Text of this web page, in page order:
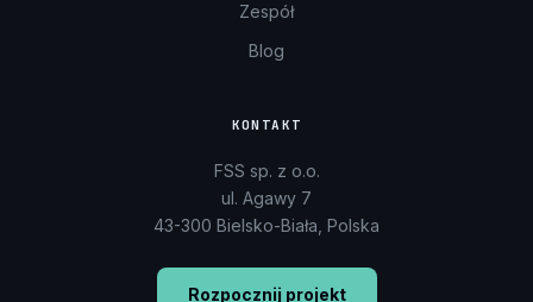
Zespół
Blog
KONTAKT
FSS sp. z o.o.
ul. Agawy 7
43-300 Bielsko-Biała, Polska
Rozpocznij projekt